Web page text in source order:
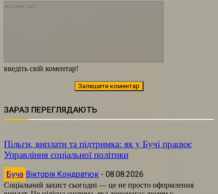
введіть свій коментар!
ЗАРАЗ ПЕРЕГЛЯДАЮТЬ
Пільги, виплати та підтримка: як у Бучі працює
Управління соціальної політики
Буча Вікторія Кондратюк - 08.08.2026
Соціальний захист сьогодні — це не просто оформлення